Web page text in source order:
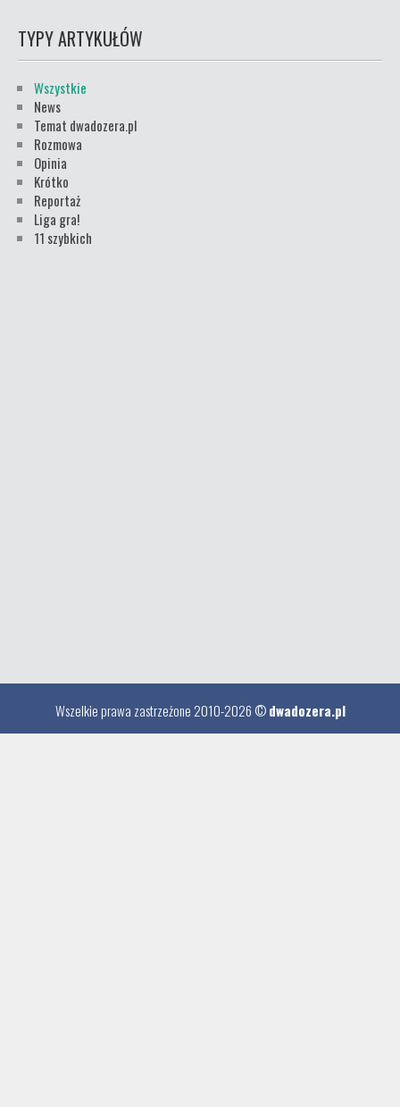
TYPY ARTYKUŁÓW
Wszystkie
News
Temat dwadozera.pl
Rozmowa
Opinia
Krótko
Reportaż
Liga gra!
11 szybkich
Wszelkie prawa zastrzeżone 2010-2026 ©dwadozera.pl